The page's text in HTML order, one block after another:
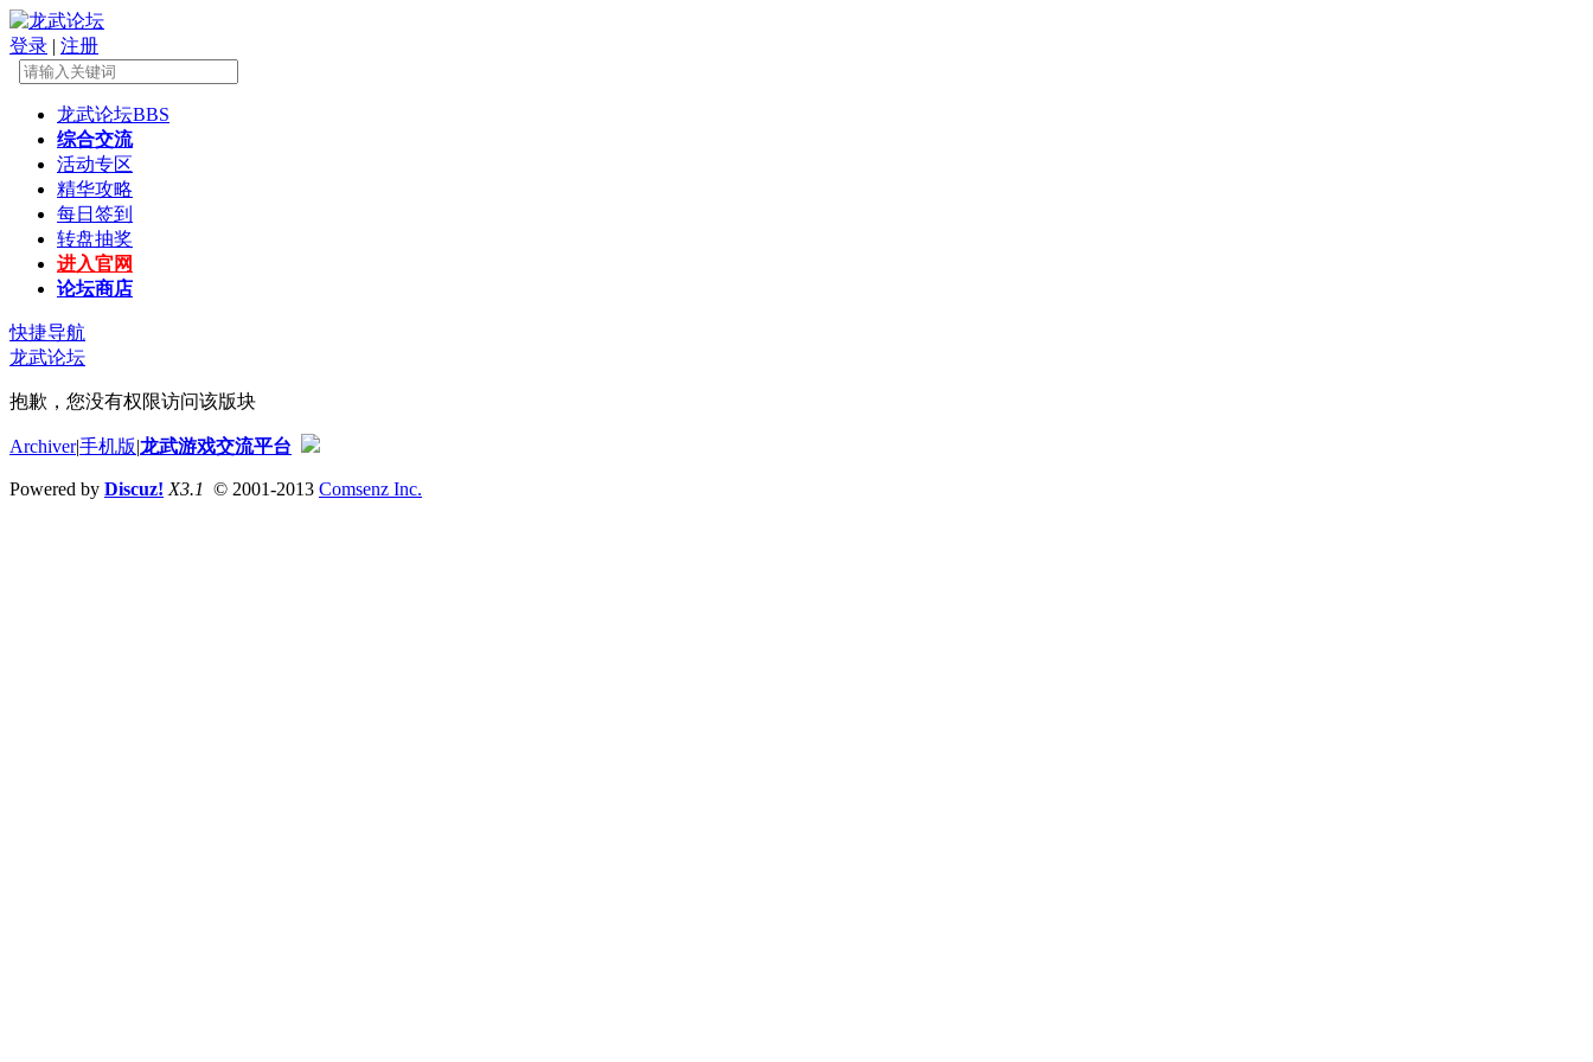
登录 | 注册
龙武论坛BBS
综合交流
活动专区
精华攻略
每日签到
转盘抽奖
进入官网
论坛商店
快捷导航
龙武论坛
抱歉，您没有权限访问该版块
Archiver|手机版|龙武游戏交流平台
Powered by Discuz! X3.1 © 2001-2013 Comsenz Inc.